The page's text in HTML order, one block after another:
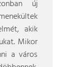
új
akik
Mikor
a város